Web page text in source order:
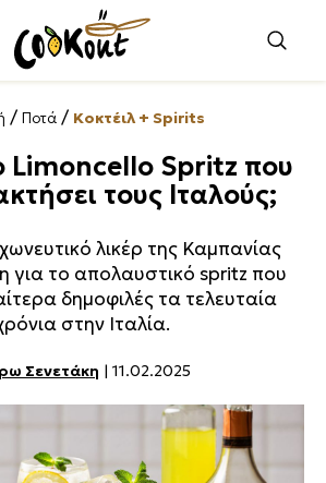
/ Ποτά / Κοκτέιλ + Spirits
Limoncello Spritz που
τους Ιταλούς;
λικέρ της Καμπανίας
για το απολαυστικό spritz που
δημοφιλές τα τελευταία
στην Ιταλία.
Σενετάκη | 11.02.2025